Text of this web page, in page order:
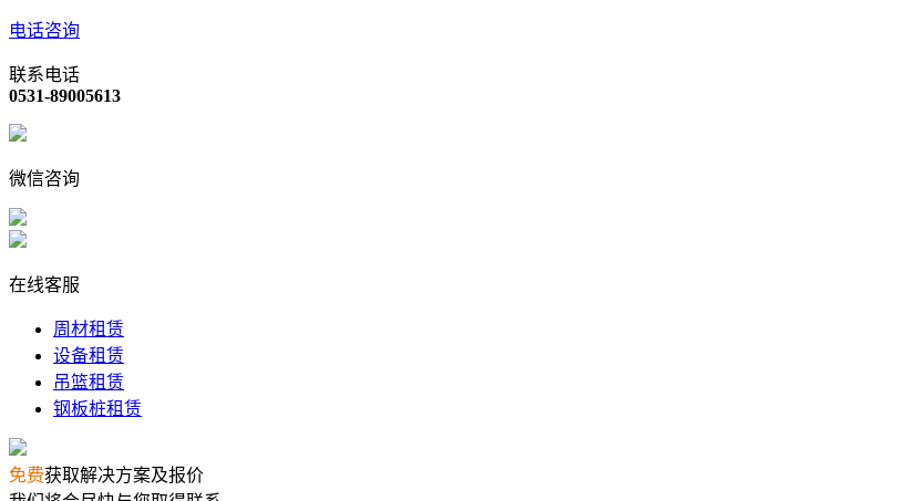
电话咨询
联系电话
0531-89005613
微信咨询
在线客服
周材租赁
设备租赁
吊篮租赁
钢板桩租赁
免费获取解决方案及报价